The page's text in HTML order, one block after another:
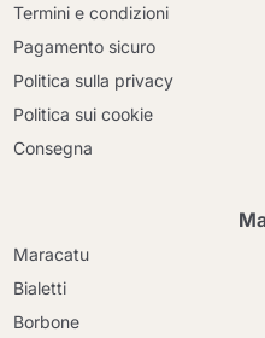
Termini e condizioni
Pagamento sicuro
Politica sulla privacy
Politica sui cookie
Consegna
Maracatu
Bialetti
Borbone